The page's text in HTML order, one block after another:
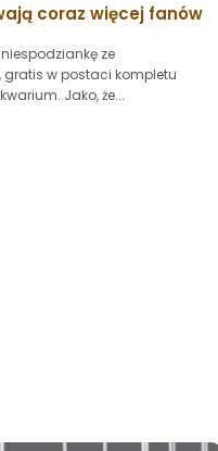
coraz więcej fanów
ze
gratis w postaci kompletu
Jako, że...